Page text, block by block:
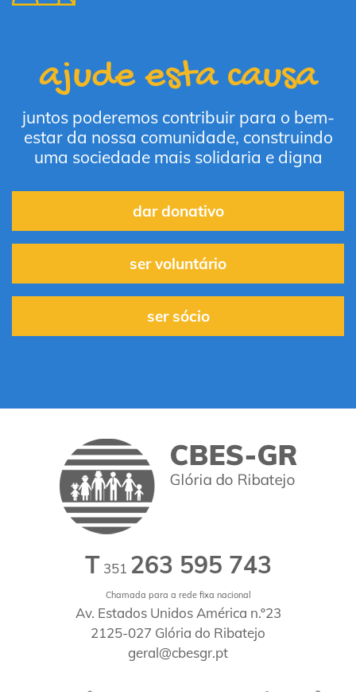
ajude esta causa
juntos poderemos contribuir para o bem-
estar da nossa comunidade, construindo
uma sociedade mais solidaria e digna
dar donativo
ser voluntário
ser sócio
T 351 263 595 743
Chamada para a rede fixa nacional
Av. Estados Unidos América n.º23
2125-027 Glória do Ribatejo
geral@cbesgr.pt